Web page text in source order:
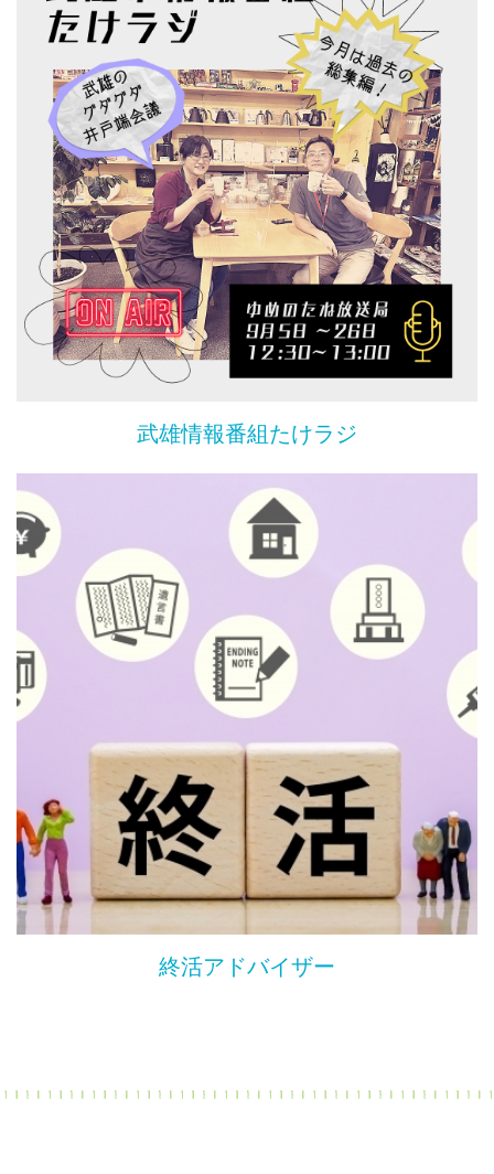
武雄情報番組たけラジ
終活アドバイザー